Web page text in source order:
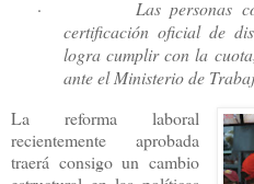
·
Las personas
certificación oficial de
logra cumplir con la
ante el Ministerio de
La reforma laboral
recientemente aprobada
traerá consigo un cambio